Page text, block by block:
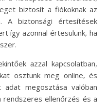
biztosít a fiókoknak az
A biztonsági értesítések
így azonnal értesülünk, ha
azzal kapcsolatban,
osztunk meg online, és
megosztása valóban
rendszeres ellenőrzés és a